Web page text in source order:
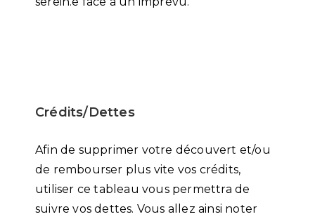
Crédits/Dettes
Afin de supprimer votre découvert et/ou
de rembourser plus vite vos crédits,
utiliser ce tableau vous permettra de
suivre vos dettes. Vous allez ainsi noter